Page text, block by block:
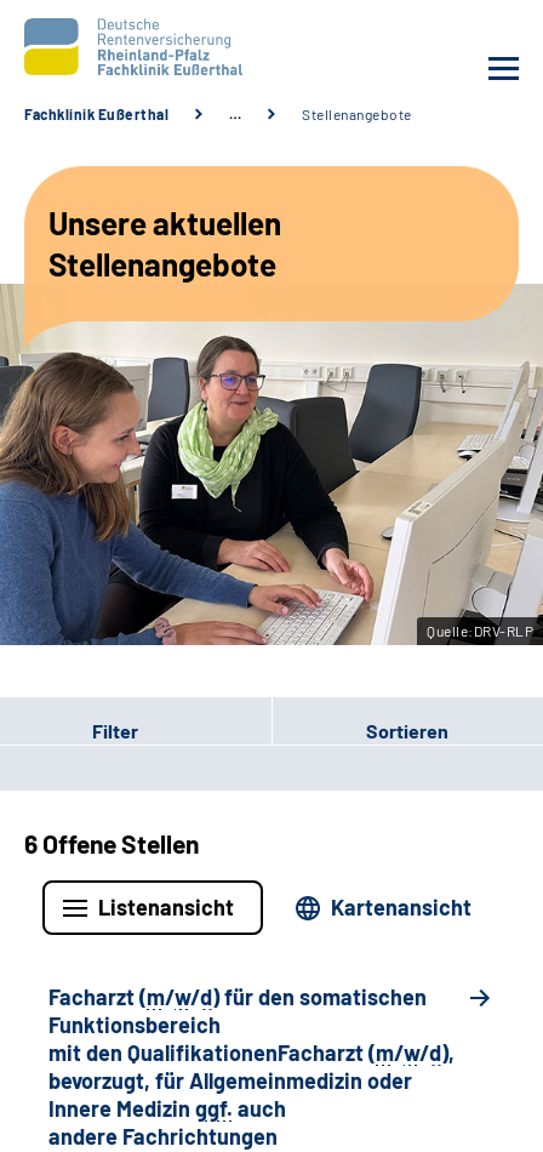
Unsere Angebote
Karriere
Beratungsstellen &
Zuweisende
Suche
Leichte Sprache
Gebärdensprache
Fachklinik Eußerthal … Stellenangebote
Unsere aktuellen
Stellenangebote
Quelle:DRV-RLP
Filter Sortieren
6 Offene Stellen
Listenansicht Kartenansicht
Facharzt (m/w/d) für den somatischen
Funktionsbereich
mit den QualifikationenFacharzt (m/w/d),
bevorzugt, für Allgemeinmedizin oder
Innere Medizin ggf. auch
andere Fachrichtungen